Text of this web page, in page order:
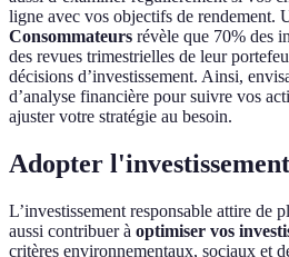
ligne avec vos objectifs de rendement.
Consommateurs révèle que 70% des
des revues trimestrielles de leur
décisions d’investissement. Ainsi,
d’analyse financière pour suivre vos
ajuster votre stratégie au besoin.
Adopter
L’investissement responsable attire de
aussi contribuer à optimiser vos
critères environnementaux, sociaux et